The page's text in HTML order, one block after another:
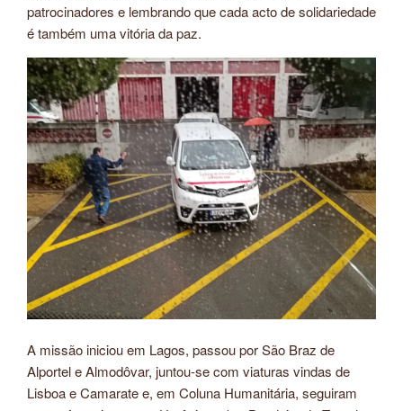
patrocinadores e lembrando que cada acto de solidariedade
é também uma vitória da paz.
A missão iniciou em Lagos, passou por São Braz de
Alportel e Almodôvar, juntou-se com viaturas vindas de
Lisboa e Camarate e, em Coluna Humanitária, seguiram